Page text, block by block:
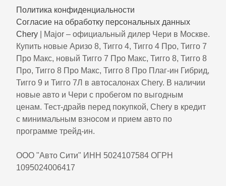
Политика конфиденциальности
Согласие на обработку персональных данных
Chery | Major – официальный дилер Чери в Москве.
Купить новые Аризо 8, Тигго 4, Тигго 4 Про, Тигго 7
Про Макс, новый Тигго 7 Про Макс, Тигго 8, Тигго 8
Про, Тигго 8 Про Макс, Тигго 8 Про Плаг-ин Гибрид,
Тигго 9 и Тигго 7Л в автосалонах Chery. В наличии
новые авто и Чери с пробегом по выгодным
ценам. Тест-драйв перед покупкой, Chery в кредит
с минимальным взносом и прием авто по
программе трейд-ин.
ООО "Авто Сити" ИНН 5024107584 ОГРН
1095024006417